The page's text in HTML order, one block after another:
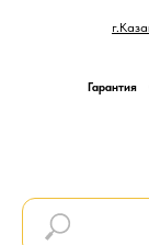
Гарантия